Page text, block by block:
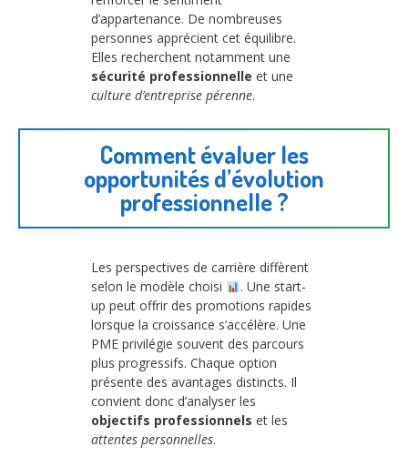
d’appartenance. De nombreuses
personnes apprécient cet équilibre.
Elles recherchent notamment une
sécurité professionnelle et une
culture d’entreprise pérenne.
Comment évaluer les
opportunités d’évolution
professionnelle ?
Les perspectives de carrière diffèrent
selon le modèle choisi
. Une start-
up peut offrir des promotions rapides
lorsque la croissance s’accélère. Une
PME privilégie souvent des parcours
plus progressifs. Chaque option
présente des avantages distincts. Il
convient donc d’analyser les
objectifs professionnels et les
attentes personnelles.